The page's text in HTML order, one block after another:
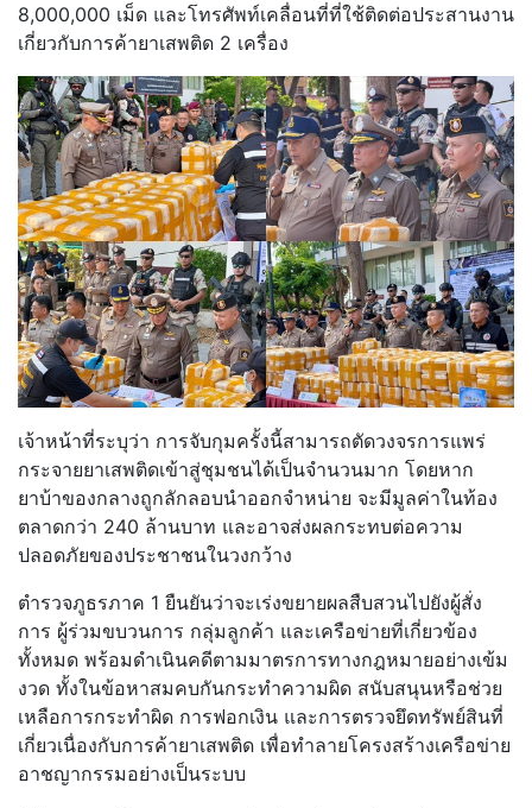
8,000,000 เม็ด และโทรศัพท์เคลื่อนที่ที่ใช้ติดต่อประสานงาน
เกี่ยวกับการค้ายาเสพติด 2 เครื่อง
เจ้าหน้าที่ระบุว่า การจับกุมครั้งนี้สามารถตัดวงจรการแพร่
กระจายยาเสพติดเข้าสู่ชุมชนได้เป็นจำนวนมาก โดยหาก
ยาบ้าของกลางถูกลักลอบนำออกจำหน่าย จะมีมูลค่าในท้อง
ตลาดกว่า 240 ล้านบาท และอาจส่งผลกระทบต่อความ
ปลอดภัยของประชาชนในวงกว้าง
ตำรวจภูธรภาค 1 ยืนยันว่าจะเร่งขยายผลสืบสวนไปยังผู้สั่ง
การ ผู้ร่วมขบวนการ กลุ่มลูกค้า และเครือข่ายที่เกี่ยวข้อง
ทั้งหมด พร้อมดำเนินคดีตามมาตรการทางกฎหมายอย่างเข้ม
งวด ทั้งในข้อหาสมคบกันกระทำความผิด สนับสนุนหรือช่วย
เหลือการกระทำผิด การฟอกเงิน และการตรวจยึดทรัพย์สินที่
เกี่ยวเนื่องกับการค้ายาเสพติด เพื่อทำลายโครงสร้างเครือข่าย
อาชญากรรมอย่างเป็นระบบ